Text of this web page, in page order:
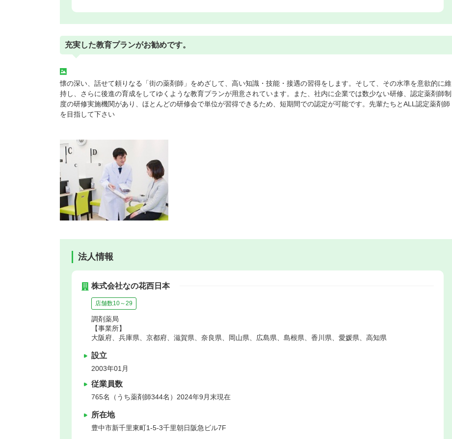
充実した教育プランがお勧めです。
懐の深い、話せて頼りなる「街の薬剤師」をめざして、高い知識・技能・接遇の習得をします。そして、その水準を意欲的に維
持し、さらに後進の育成をしてゆくような教育プランが用意されています。また、社内に企業では数少ない研修、認定薬剤師制
度の研修実施機関があり、ほとんどの研修会で単位が習得できるため、短期間での認定が可能です。先輩たちとALL認定薬剤師
を目指して下さい
法人情報
株式会社なの花西日本
店舗数10～29
調剤薬局
【事業所】
大阪府、兵庫県、京都府、滋賀県、奈良県、岡山県、広島県、島根県、香川県、愛媛県、高知県
設立
2003年01月
従業員数
765名（うち薬剤師344名）2024年9月末現在
所在地
豊中市新千里東町1‐5-3千里朝日阪急ビル7F